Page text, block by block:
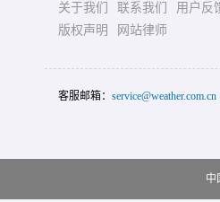
关于我们 联系我们
用户反
版权声明
网站律师
客服邮箱： service@weather.com.cn
中